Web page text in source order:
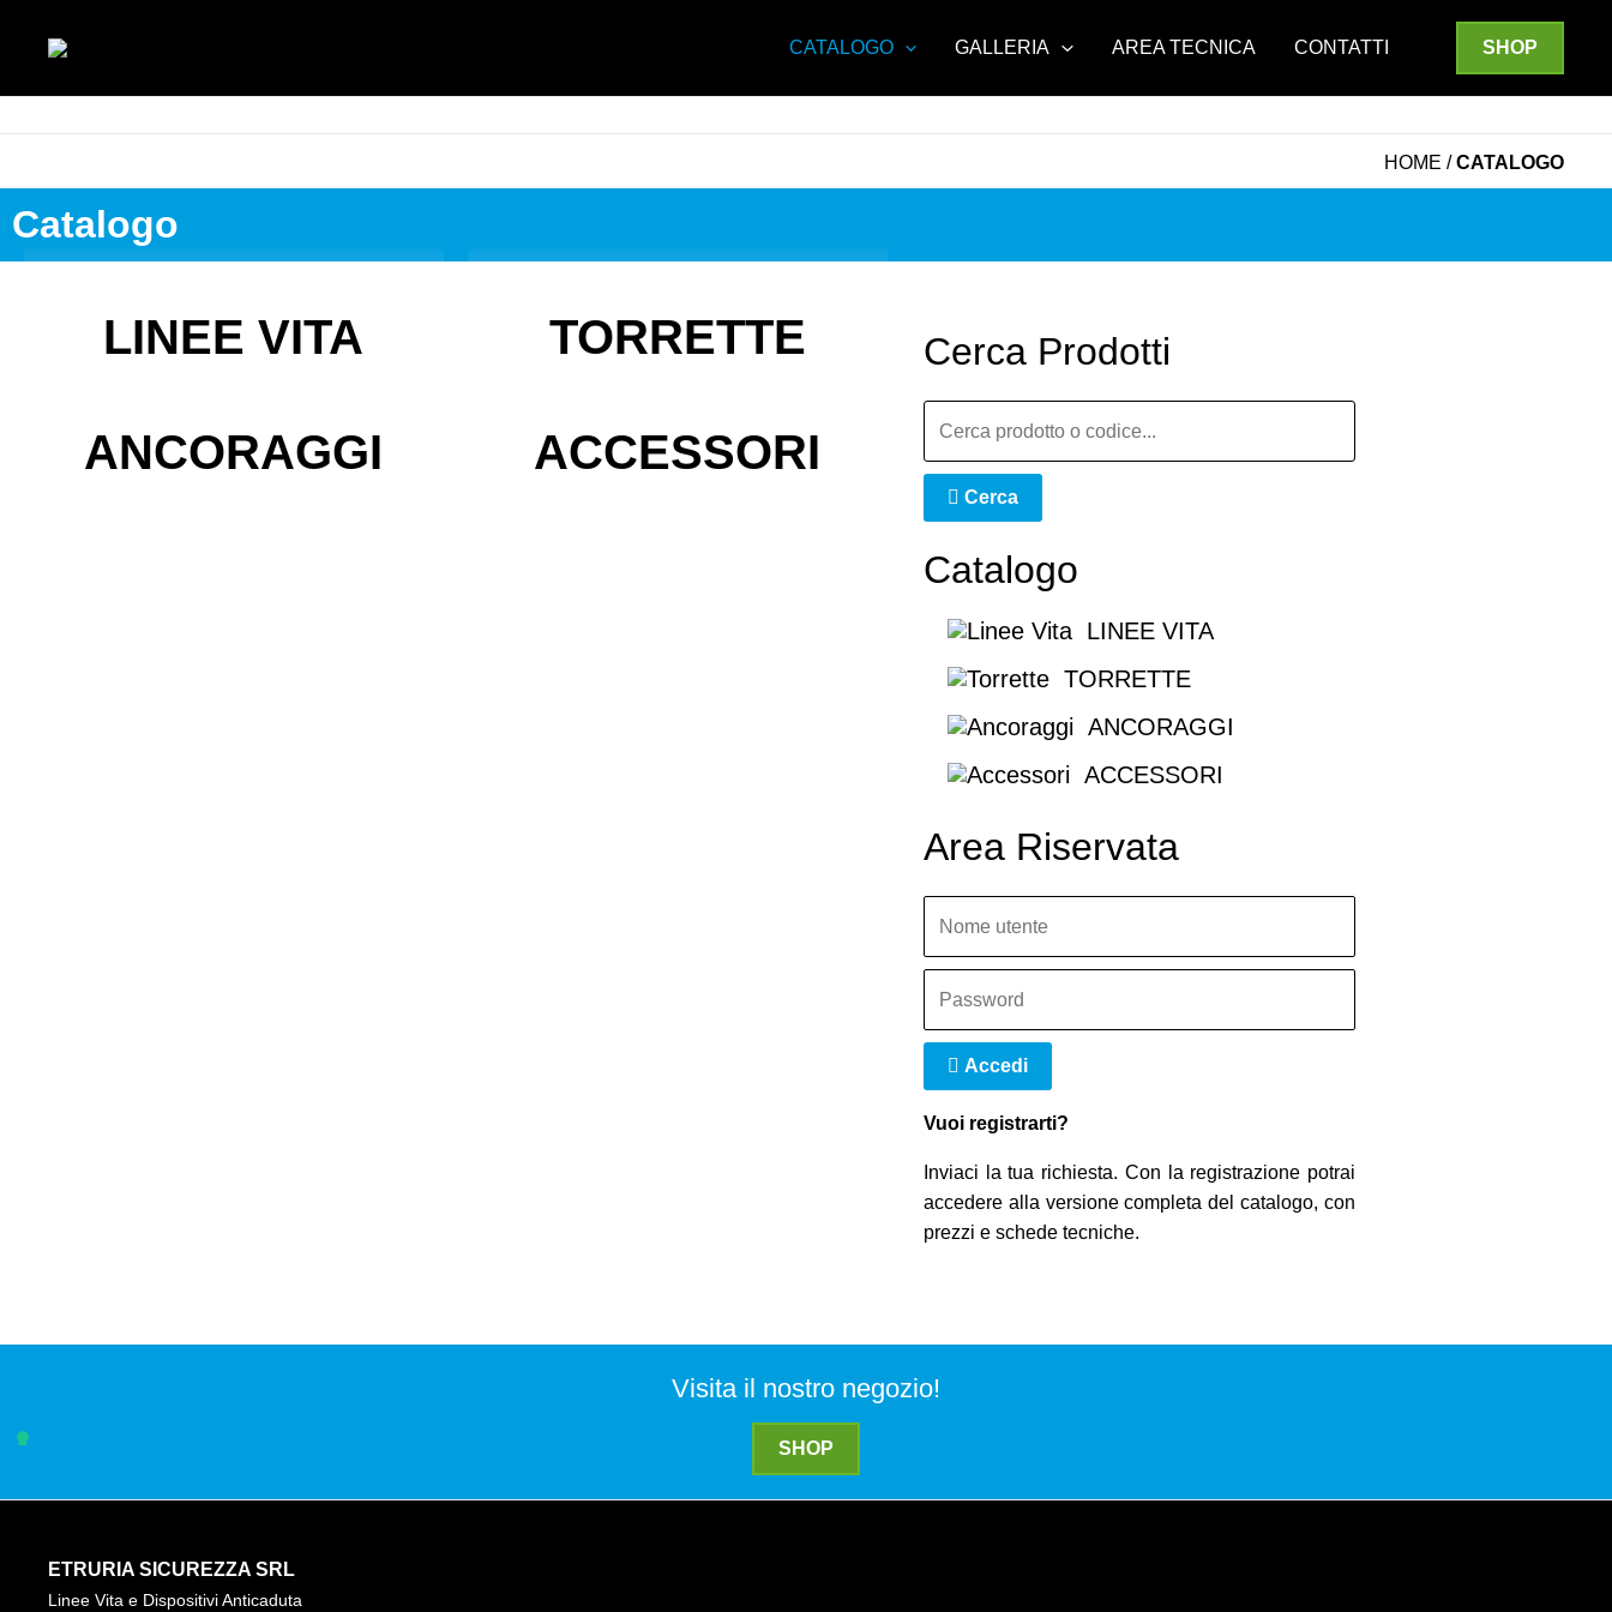
CATALOGO GALLERIA AREA TECNICA CONTATTI SHOP
HOME /CATALOGO
Catalogo
LINEE VITA TORRETTE
ANCORAGGI ACCESSORI
Cerca Prodotti
Cerca
Catalogo
LINEE VITA
TORRETTE
ANCORAGGI
ACCESSORI
Area Riservata
Accedi
Vuoi registrarti?
Inviaci la tua richiesta. Con la registrazione potrai
accedere alla versione completa del catalogo, con
prezzi e schede tecniche.
Visita il nostro negozio!
SHOP
ETRURIA SICUREZZA SRL
Linee Vita e Dispositivi Anticaduta